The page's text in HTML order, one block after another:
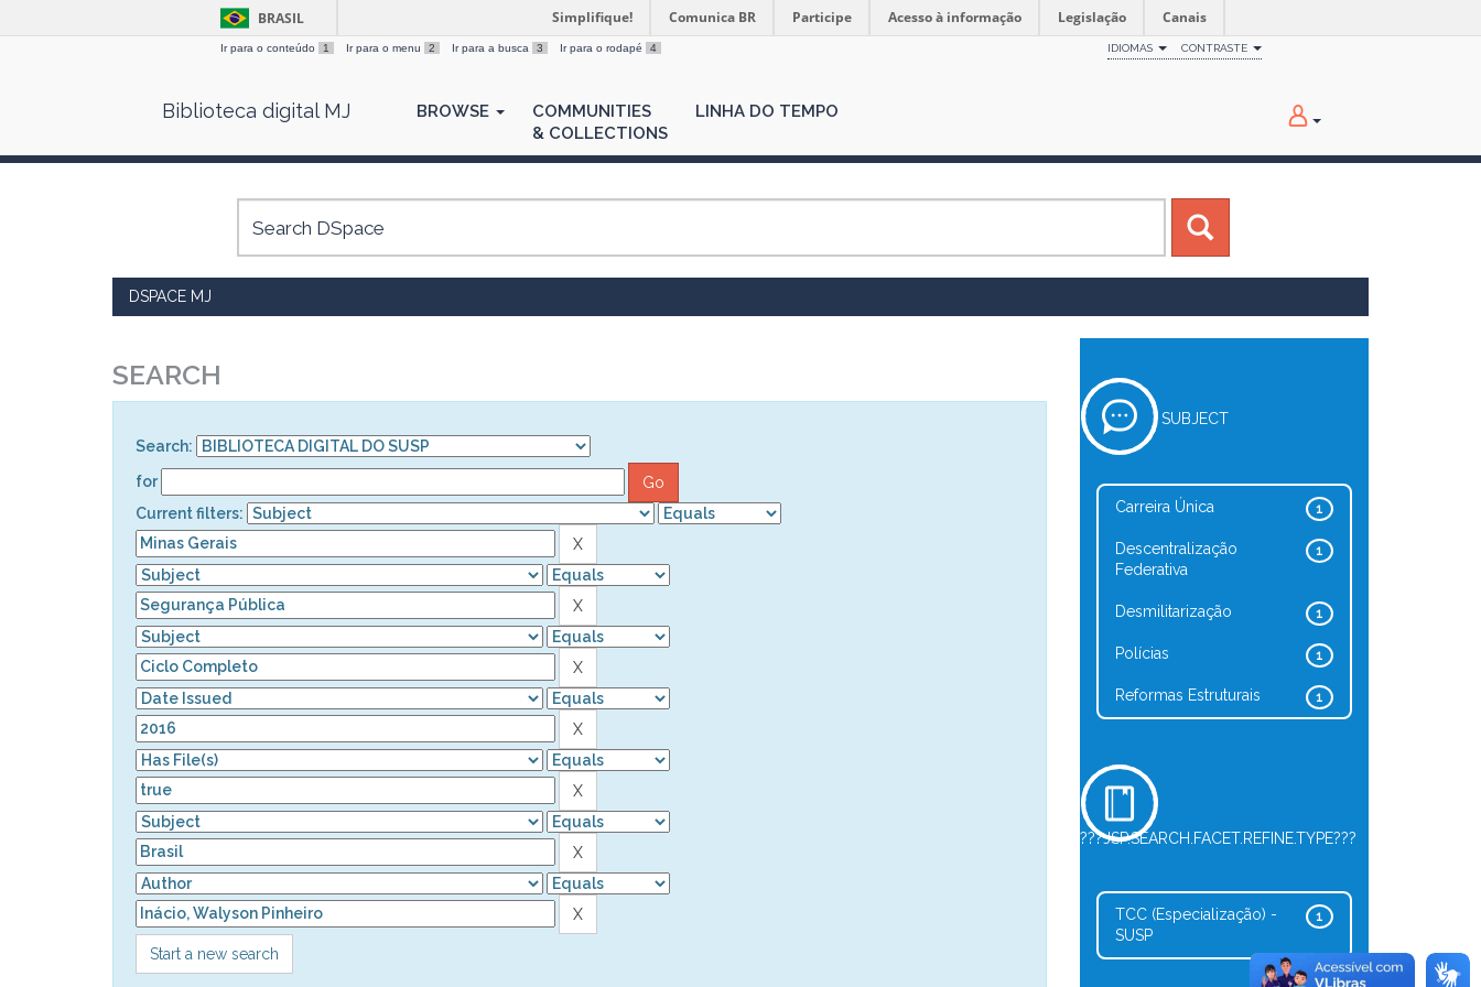
BRASIL Simplifique! Comunica BR Participe Acesso à informação Legislação Canais
Ir para o conteúdo 1 Ir para o menu 2 Ir para a busca 3 Ir para o rodapé 4 IDIOMAS CONTRASTE
Biblioteca digital MJ BROWSE
COMMUNITIES
& COLLECTIONS
LINHA DO TEMPO
DSPACE MJ
SEARCH
Search:
for
Current filters:
Start a new search
SUBJECT
1
Carreira Única
1
Descentralização
Federativa
1
Desmilitarização
1
Polícias
1
Reformas Estruturais
???JSP.SEARCH.FACET.REFINE.TYPE???
1
TCC (Especialização) -
SUSP